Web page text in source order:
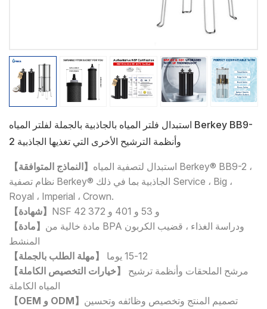
استبدال فلتر المياه بالجاذبية بالجملة لفلتر المياه Berkey BB9-
2 وأنظمة الترشيح الأخرى التي تغذيها الجاذبية
【النماذج المتوافقة】 استبدال لتصفية المياه Berkey® BB9-2 ،
نظام تصفية Berkey® الجاذبية بما في ذلك Service ، Big ،
Royal ، Imperial ، Crown.
【شهادة】
NSF 42 و 53 و 401 و 372
【مادة】 مادة خالية من BPA ودراسة الغذاء ، قضيب الكربون
المنشط
【مهلة الطلب بالجملة】
12-15 يوما
【خيارات التخصيص الكاملة】
المياه الكاملة
【OEM و ODM】 تصميم المنتج وتخصيص وظائفه وتحسين